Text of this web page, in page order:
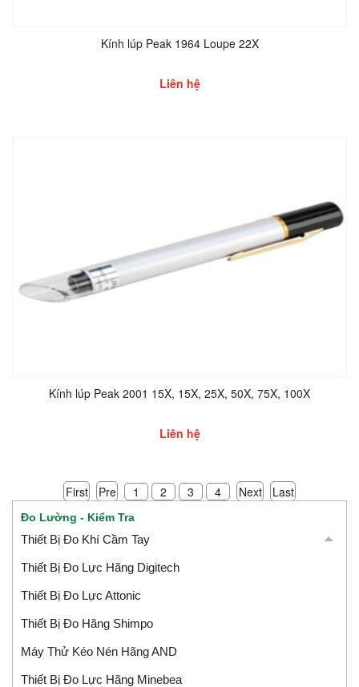
Kính lúp Peak 1964 Loupe 22X
Liên hệ
Kính lúp Peak 2001 15X, 15X, 25X, 50X, 75X, 100X
Liên hệ
First Pre 1 2 3 4 Next Last
Đo Lường - Kiểm Tra
Thiết Bị Đo Khí Cầm Tay
Thiết Bị Đo Lực Hãng Digitech
Thiết Bị Đo Lực Attonic
Thiết Bị Đo Hãng Shimpo
Máy Thử Kéo Nén Hãng AND
Thiết Bị Đo Lực Hãng Minebea